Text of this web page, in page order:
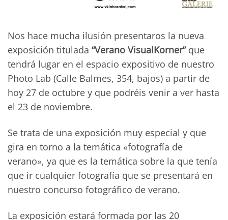
Nos hace mucha ilusión presentaros la nueva
exposición titulada “Verano VisualKorner”que
tendrá lugar en el espacio expositivo de nuestro
Photo Lab (Calle Balmes, 354, bajos) a partir de
hoy 27 de octubre y que podréis venir a ver hasta
el 23 de noviembre.
Se trata de una exposición muy especial y que
gira en torno a la temática «fotografía de
verano», ya que es la temática sobre la que tenía
que ir cualquier fotografía que se presentará en
nuestro concurso fotográfico de verano.
La exposición estará formada por las 20